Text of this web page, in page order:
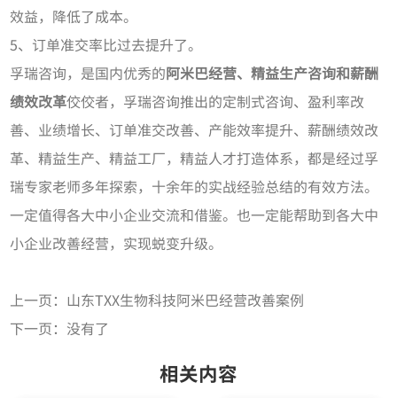
效益，降低了成本。
5、订单准交率比过去提升了。
孚瑞咨询，是国内优秀的阿米巴经营、精益生产咨询和薪酬
绩效改革佼佼者，孚瑞咨询推出的定制式咨询、盈利率改
善、业绩增长、订单准交改善、产能效率提升、薪酬绩效改
革、精益生产、精益工厂，精益人才打造体系，都是经过孚
瑞专家老师多年探索，十余年的实战经验总结的有效方法。
一定值得各大中小企业交流和借鉴。也一定能帮助到各大中
小企业改善经营，实现蜕变升级。
上一页： 山东TXX生物科技阿米巴经营改善案例
下一页： 没有了
相关内容